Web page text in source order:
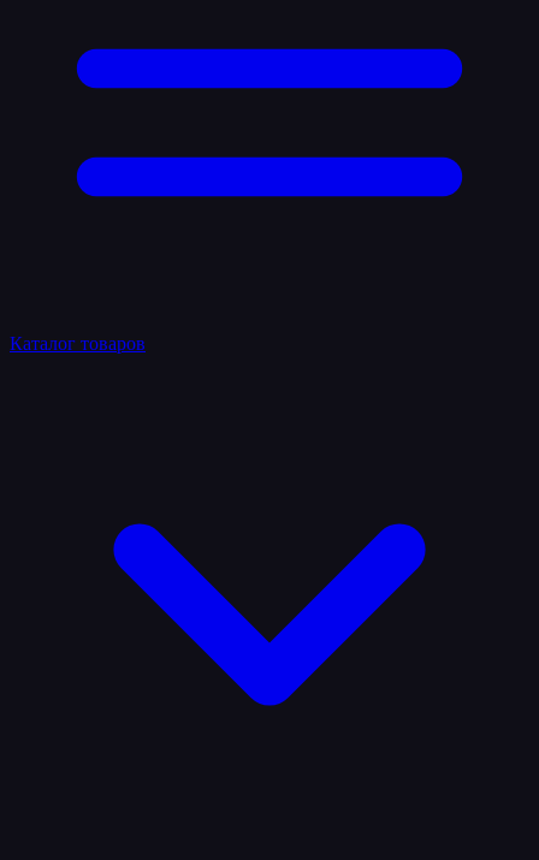
Каталог товаров